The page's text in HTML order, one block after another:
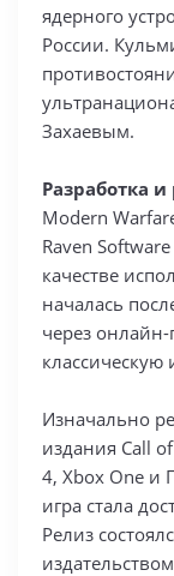
ядерного
России.
Захаевым.
Разработка и
Modern
Raven
качестве
началась
через
классическую
Изначально
издания Call
4, Xbox One и
игра стала
Релиз